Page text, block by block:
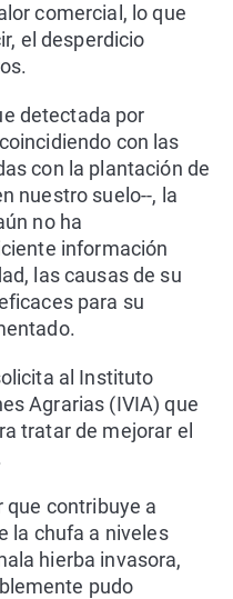
comercial, lo que
el desperdicio
detectada por
con las
con la plantación de
nuestro suelo--, la
no ha
información
las causas de su
para su
al Instituto
Agrarias (IVIA) que
tratar de mejorar el
que contribuye a
la chufa a niveles
hierba invasora,
pudo